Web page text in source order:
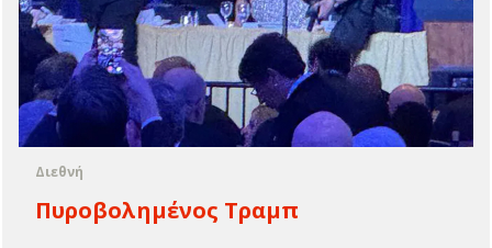
Διεθνή
Πυροβολημένος Τραμπ